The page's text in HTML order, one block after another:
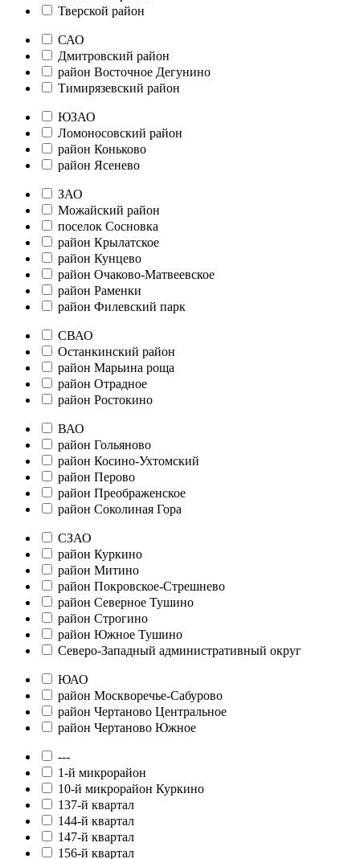
Тверской район
САО
Дмитровский район
район Восточное Дегунино
Тимирязевский район
ЮЗАО
Ломоносовский район
район Коньково
район Ясенево
ЗАО
Можайский район
поселок Сосновка
район Крылатское
район Кунцево
район Очаково-Матвеевское
район Раменки
район Филевский парк
СВАО
Останкинский район
район Марьина роща
район Отрадное
район Ростокино
ВАО
район Гольяново
район Косино-Ухтомский
район Перово
район Преображенское
район Соколиная Гора
СЗАО
район Куркино
район Митино
район Покровское-Стрешнево
район Северное Тушино
район Строгино
район Южное Тушино
Северо-Западный административный округ
ЮАО
район Москворечье-Сабурово
район Чертаново Центральное
район Чертаново Южное
---
1-й микрорайон
10-й микрорайон Куркино
137-й квартал
144-й квартал
147-й квартал
156-й квартал